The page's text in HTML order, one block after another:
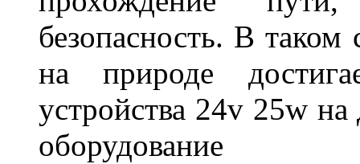
безопасность. В
на природе
устройства 24v 25w
оборудование